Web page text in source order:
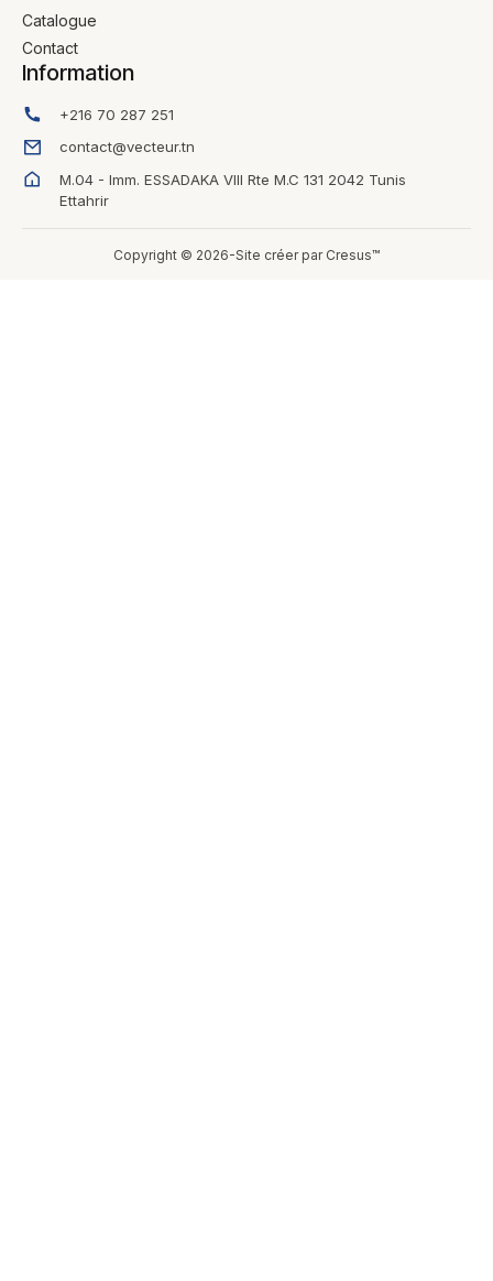
Catalogue
Contact
Information
+216 70 287 251
contact@vecteur.tn
M.04 - Imm. ESSADAKA VIII Rte M.C 131 2042 Tunis
Ettahrir
Copyright © 2026-Site créer par Cresus™